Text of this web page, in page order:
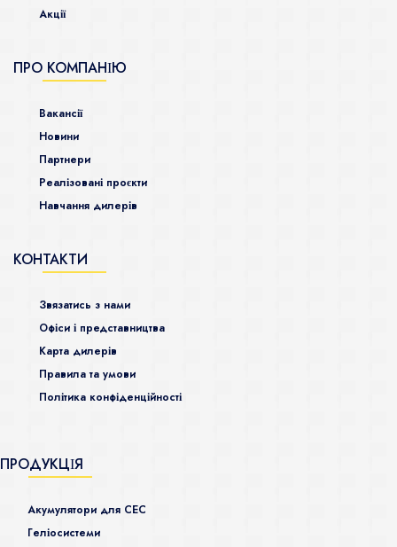
Акції
ПРО КОМПАНІЮ
Ваканcії
Новини
Партнери
Реалізовані проєкти
Навчання дилерів
КОНТАКТИ
Звязатись з нами
Офіси і представництва
Карта дилерів
Правила та умови
Політика конфіденційності
ПРОДУКЦІЯ
Акумулятори для СЕС
Гeліосистеми